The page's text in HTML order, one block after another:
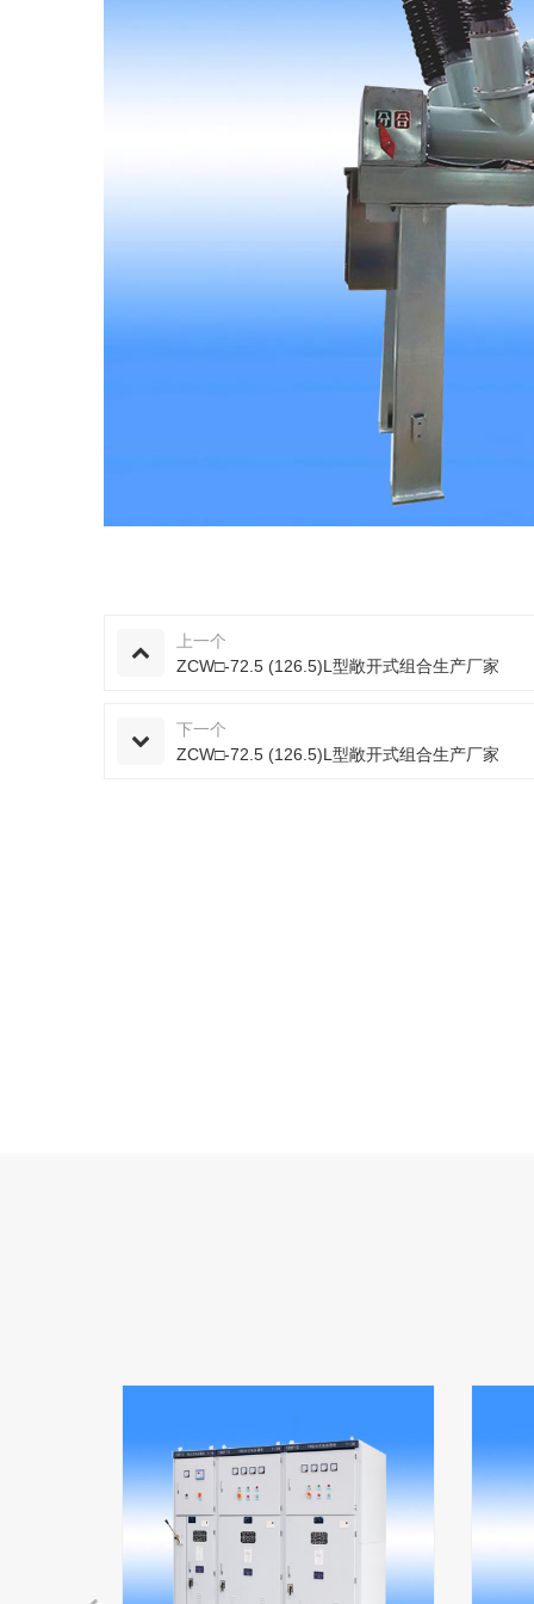
上一个
ZCW□-72.5 (126.5)L型敞开式组合生产厂家
下一个
ZCW□-72.5 (126.5)L型敞开式组合生产厂家